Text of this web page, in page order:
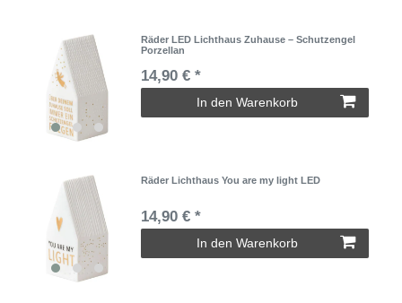
Räder LED Lichthaus Zuhause – Schutzengel
Porzellan
14,90 € *
In den Warenkorb
Räder Lichthaus You are my light LED
14,90 € *
In den Warenkorb